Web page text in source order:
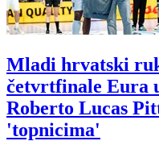
Mladi hrvatski
četvrtfinale Eura
Roberto Lucas
'topnicima'